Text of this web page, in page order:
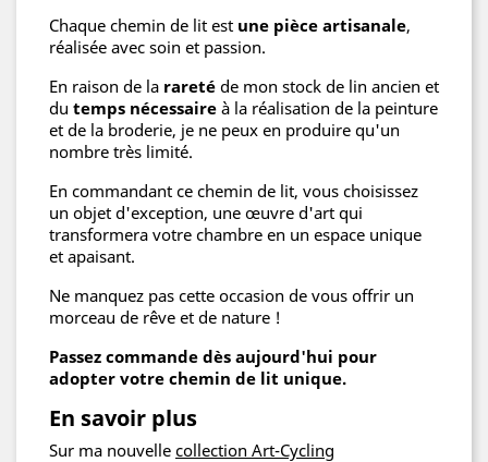
Chaque chemin de lit est une pièce artisanale,
réalisée avec soin et passion.
En raison de la rareté de mon stock de lin ancien et
du temps nécessaire à la réalisation de la peinture
et de la broderie, je ne peux en produire qu'un
nombre très limité.
En commandant ce chemin de lit, vous choisissez
un objet d'exception, une œuvre d'art qui
transformera votre chambre en un espace unique
et apaisant.
Ne manquez pas cette occasion de vous offrir un
morceau de rêve et de nature !
Passez commande dès aujourd'hui pour
adopter votre chemin de lit unique.
En savoir plus
Sur ma nouvelle collection Art-Cycling